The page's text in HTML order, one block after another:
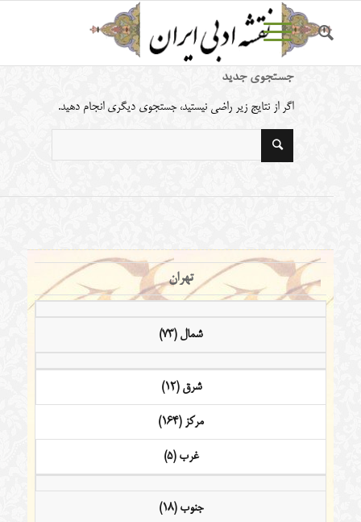
جستجوی جدید
اگر از نتایج زیر راضی نیستید، جستجوی دیگری انجام دهید.
تهران
شمال (73)
شرق (12)
مرکز (164)
غرب (5)
جنوب (18)